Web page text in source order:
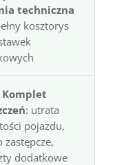
techniczna
kosztorys
Komplet
: utrata
pojazdu,
zastępcze,
dodatkowe